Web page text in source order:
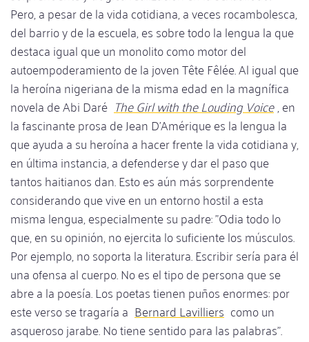
Pero, a pesar de la vida cotidiana, a veces rocambolesca,
del barrio y de la escuela, es sobre todo la lengua la que
destaca igual que un monolito como motor del
autoempoderamiento de la joven Tête Fêlée. Al igual que
la heroína nigeriana de la misma edad en la magnífica
novela de Abi Daré The Girl with the Louding Voice, en
la fascinante prosa de Jean D'Amérique es la lengua la
que ayuda a su heroína a hacer frente la vida cotidiana y,
en última instancia, a defenderse y dar el paso que
tantos haitianos dan. Esto es aún más sorprendente
considerando que vive en un entorno hostil a esta
misma lengua, especialmente su padre: "Odia todo lo
que, en su opinión, no ejercita lo suficiente los músculos.
Por ejemplo, no soporta la literatura. Escribir sería para él
una ofensa al cuerpo. No es el tipo de persona que se
abre a la poesía. Los poetas tienen puños enormes: por
este verso se tragaría a Bernard Lavilliers como un
asqueroso jarabe. No tiene sentido para las palabras".